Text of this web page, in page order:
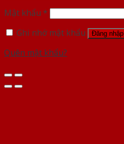
Mật khẩu *
Ghi nhớ mật khẩu
Đăng nhập
Quên mật khẩu?